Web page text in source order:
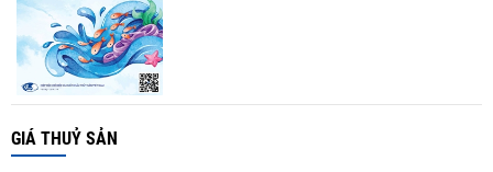
GIÁ THUỶ SẢN